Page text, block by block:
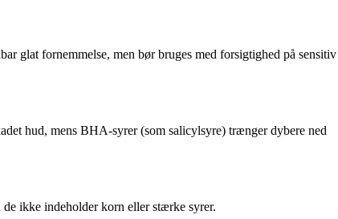
glat fornemmelse, men bør bruges med forsigtighed på sensitiv
hud, mens BHA-syrer (som salicylsyre) trænger dybere ned
ikke indeholder korn eller stærke syrer.